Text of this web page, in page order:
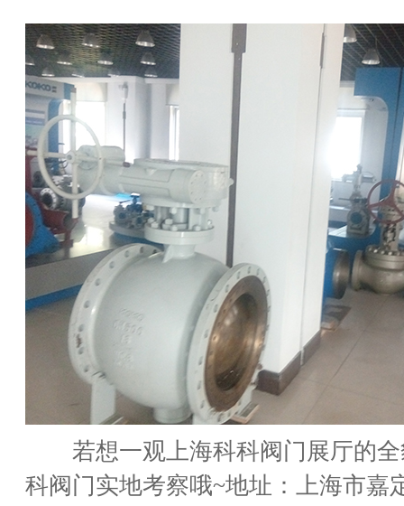
若想一观上海科科阀门展厅的全
科阀门实地考察哦~地址：上海市嘉